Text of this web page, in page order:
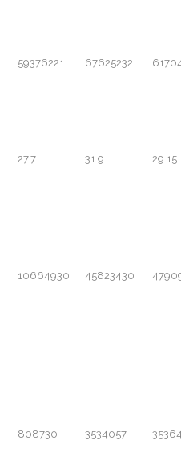
59376221 67625232
27.7 31.9 29.15
10664930 45823430
808730 3534057